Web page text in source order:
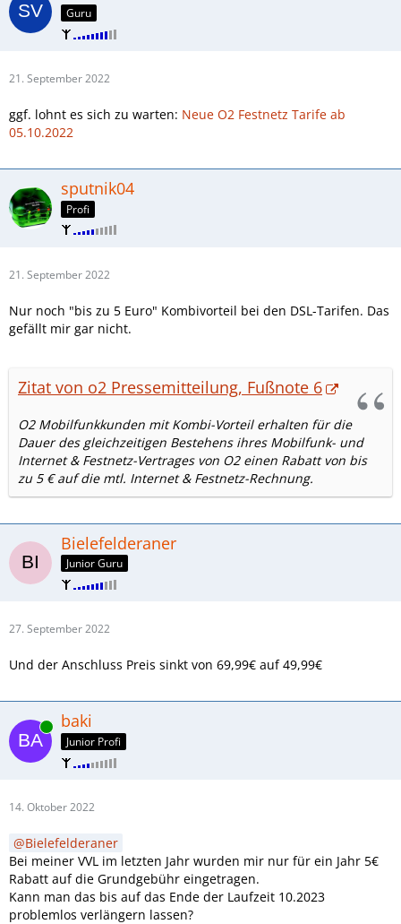
Guru
21. September 2022
ggf. lohnt es sich zu warten: Neue O2 Festnetz Tarife ab
05.10.2022
sputnik04
Profi
21. September 2022
Nur noch "bis zu 5 Euro" Kombivorteil bei den DSL-Tarifen. Das
gefällt mir gar nicht.
Zitat von o2 Pressemitteilung, Fußnote 6
O2 Mobilfunkkunden mit Kombi-Vorteil erhalten für die
Dauer des gleichzeitigen Bestehens ihres Mobilfunk- und
Internet & Festnetz-Vertrages von O2 einen Rabatt von bis
zu 5 € auf die mtl. Internet & Festnetz-Rechnung.
Bielefelderaner
Junior Guru
27. September 2022
Und der Anschluss Preis sinkt von 69,99€ auf 49,99€
Online baki
Junior Profi
14. Oktober 2022
Bielefelderaner
Bei meiner VVL im letzten Jahr wurden mir nur für ein Jahr 5€
Rabatt auf die Grundgebühr eingetragen.
Kann man das bis auf das Ende der Laufzeit 10.2023
problemlos verlängern lassen?